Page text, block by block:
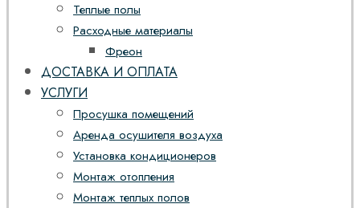
Теплые полы
Расходные материалы
Фреон
ДОСТАВКА И ОПЛАТА
УСЛУГИ
Просушка помещений
Аренда осушителя воздуха
Установка кондиционеров
Монтаж отопления
Монтаж теплых полов